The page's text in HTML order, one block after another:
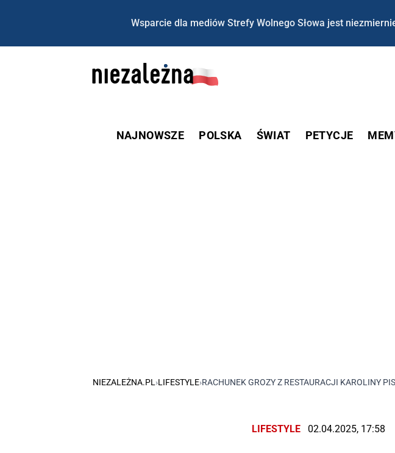
Wsparcie dla mediów Strefy Wolnego Słowa jest
NAJNOWSZE POLSKA ŚWIAT PETYCJE
NIEZALEŻNA.PL ›LIFESTYLE›RACHUNEK GROZY Z RESTAURACJI KAROLINY
LIFESTYLE 02.04.2025, 17:58